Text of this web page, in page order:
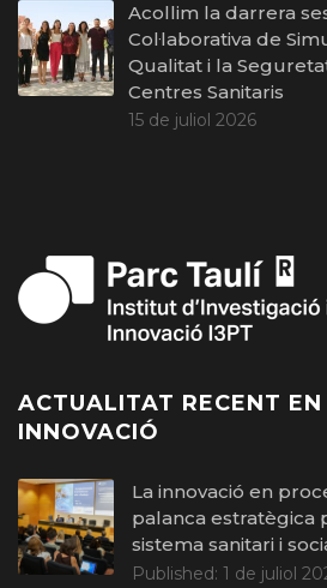
Acollim la darrera
Col·laborativa de
Qualitat i la
Centres Sanitaris
15 de juliol 2026
ACTUALITAT RECENT EN
INNOVACIÓ
La innovació en
palanca estratègica
sistema sanitari i
Published: 1 de juliol